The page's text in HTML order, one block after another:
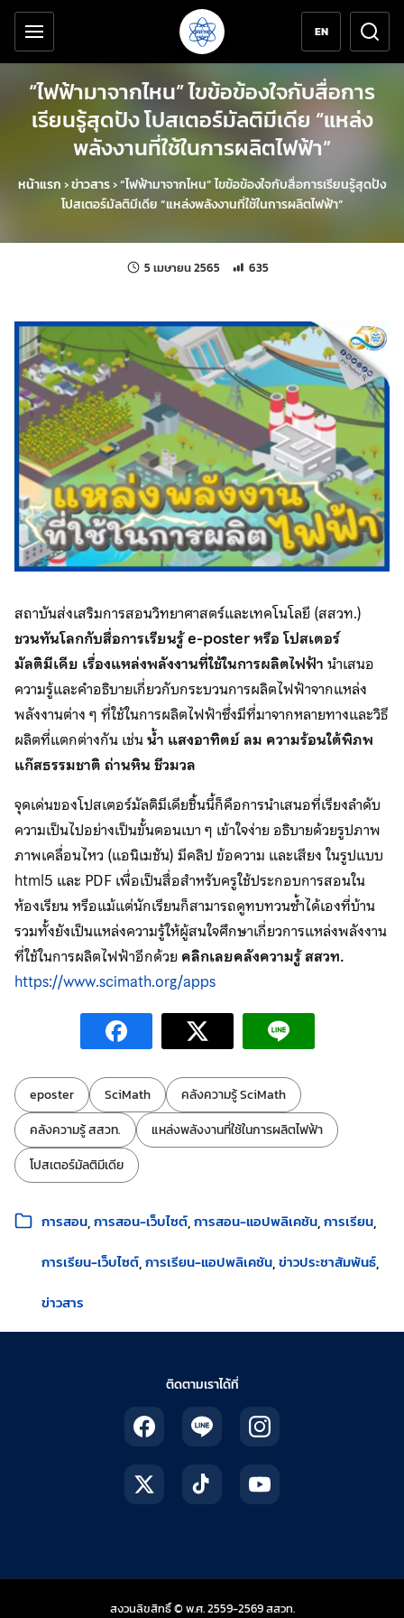
ข้ามไปยังเนื้อหาหลัก
เครื่องมือช่วยเหลือ
EN
“ไฟฟ้ามาจากไหน” ไขข้อข้องใจกับสื่อการ
เรียนรู้สุดปัง โปสเตอร์มัลติมีเดีย “แหล่ง
พลังงานที่ใช้ในการผลิตไฟฟ้า”
หน้าแรก›ข่าวสาร›“ไฟฟ้ามาจากไหน” ไขข้อข้องใจกับสื่อการเรียนรู้สุดปัง
โปสเตอร์มัลติมีเดีย “แหล่งพลังงานที่ใช้ในการผลิตไฟฟ้า”
5 เมษายน 2565 แก้ไขล่าสุดเมื่อ:
จำนวนการเข้าชม 635 ครั้ง
635
สถาบันส่งเสริมการสอนวิทยาศาสตร์และเทคโนโลยี (สสวท.)
ชวนทันโลกกับสื่อการเรียนรู้ e-poster หรือ โปสเตอร์
มัลติมีเดีย เรื่องแหล่งพลังงานที่ใช้ในการผลิตไฟฟ้านำเสนอ
ความรู้และคำอธิบายเกี่ยวกับกระบวนการผลิตไฟฟ้าจากแหล่ง
พลังงานต่าง ๆ ที่ใช้ในการผลิตไฟฟ้าซึ่งมีที่มาจากหลายทางและวิธี
ผลิตที่แตกต่างกัน เช่นน้ำ แสงอาทิตย์ ลม ความร้อนใต้พิภพ
แก๊สธรรมชาติ ถ่านหิน ชีวมวล
จุดเด่นของโปสเตอร์มัลติมีเดียชิ้นนี้ก็คือการนำเสนอที่เรียงลำดับ
ความเป็นไปอย่างเป็นขั้นตอนเบา ๆ เข้าใจง่าย อธิบายด้วยรูปภาพ
ภาพเคลื่อนไหว (แอนิเมชัน) มีคลิป ข้อความ และเสียง ในรูปแบบ
html5 และ PDF เพื่อเป็นสื่อสำหรับครูใช้ประกอบการสอนใน
ห้องเรียน หรือแม้แต่นักเรียนก็สามารถดูทบทวนซ้ำได้เองที่บ้าน
รวมทั้งยังเป็นแหล่งความรู้ให้ผู้สนใจศึกษาเกี่ยวการแหล่งพลังงาน
ที่ใช้ในการผลิตไฟฟ้าอีกด้วยคลิกเลยคลังความรู้ สสวท.
https://www.scimath.org/apps
ป้ายกำกับ:
eposter SciMath
คลังความรู้ SciMath
คลังความรู้ สสวท.
แหล่งพลังงานที่ใช้ในการผลิตไฟฟ้า
โปสเตอร์มัลติมีเดีย
หมวดหมู่:
การสอน การสอน-เว็บไซต์ การสอน-แอปพลิเคชัน การเรียน
การเรียน-เว็บไซต์ การเรียน-แอปพลิเคชัน ข่าวประชาสัมพันธ์
ข่าวสาร
ติดตามเราได้ที่
สงวนลิขสิทธิ์ © พ.ศ. 2559-2569สสวท.สถาบันส่งเสริมการสอ